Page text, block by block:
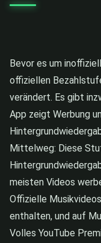
Bevor es um
offiziellen
verändert. Es gibt
App zeigt Werbung
Mittelweg: Diese
meisten Videos
Offizielle
enthalten, und auf
Volles YouTube